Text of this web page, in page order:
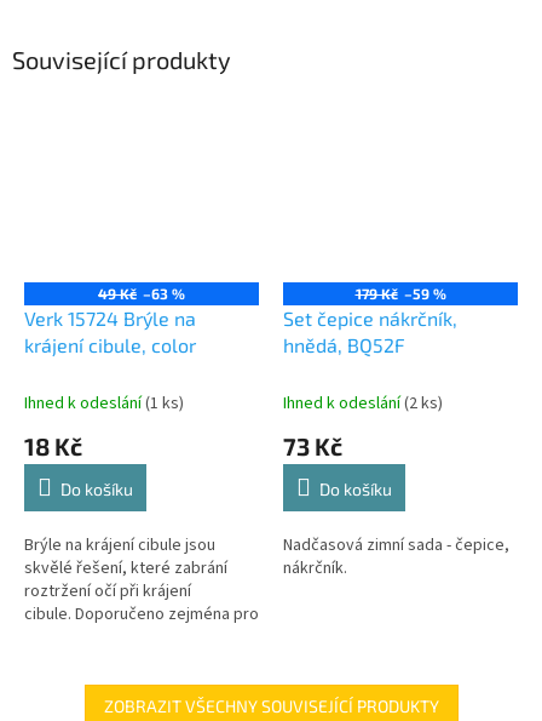
Související produkty
49 Kč –63 %
Verk 15724 Brýle na
krájení cibule, color
Ihned k odeslání(1 ks)
18 Kč
Do košíku
Brýle na krájení cibule jsou
skvělé řešení, které zabrání
roztržení očí při krájení
cibule. Doporučeno zejména pro
179 Kč –59 %
Set čepice nákrčník,
hnědá, BQ52F
Ihned k odeslání(2 ks)
73 Kč
Do košíku
Nadčasová zimní sada - čepice,
nákrčník.
ZOBRAZIT VŠECHNY SOUVISEJÍCÍ PRODUKTY